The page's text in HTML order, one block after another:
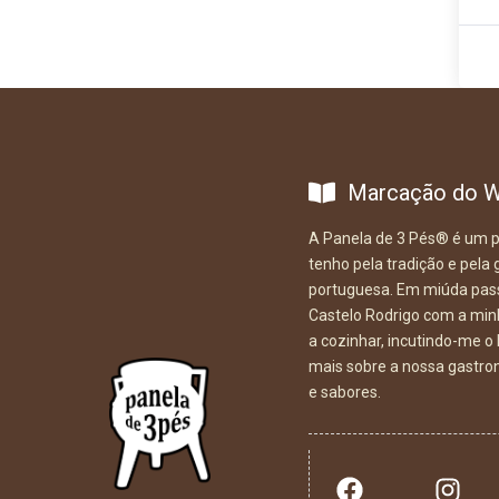
Marcação do
A Panela de 3 Pés® é um
tenho pela tradição e pela
portuguesa. Em miúda
Castelo Rodrigo com a
a cozinhar, incutindo-me o
mais sobre a nossa
e sabores.